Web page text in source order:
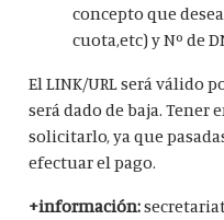
concepto que
cuota,etc) y Nº de
El LINK/URL será válido
será dado de baja. Tener
solicitarlo, ya que
efectuar el pago.
+información: